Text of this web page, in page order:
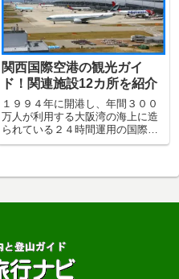
関西国際空港の観光ガイ
ド！関連施設12カ所を紹介
１９９４年に開港し、年間３００
万人が利用する大阪湾の海上に造
られている２４時間運用の国際空
港。